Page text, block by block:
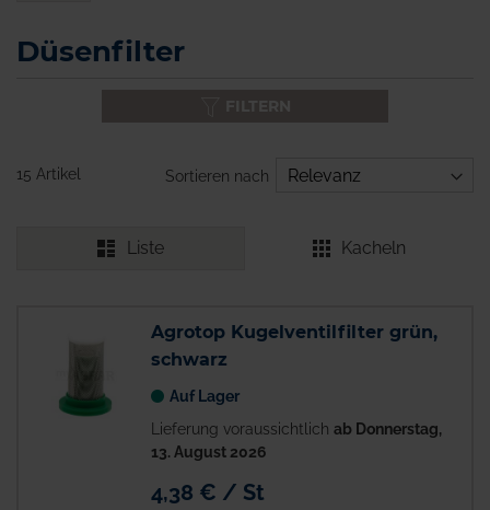
Düsenfilter
15 Artikel Sortieren nach
Liste Kacheln
Agrotop Kugelventilfilter grün,
schwarz
Auf Lager
Lieferung voraussichtlich ab Donnerstag,
13. August 2026
4,38 € / St